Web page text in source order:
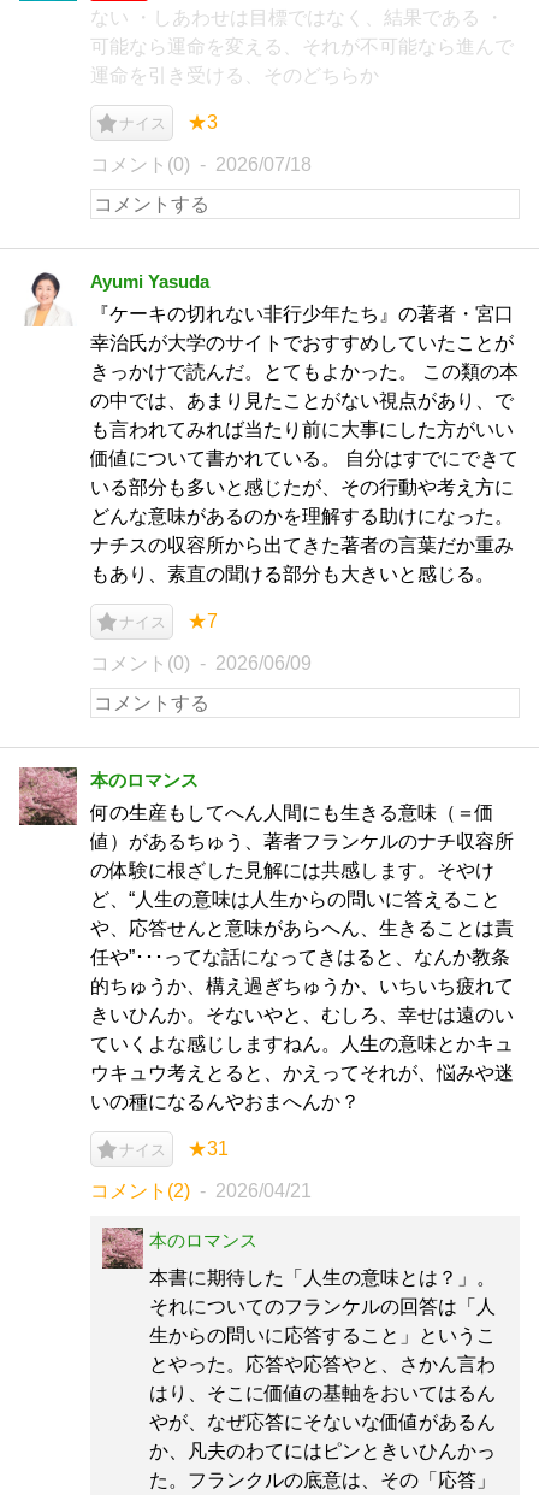
ない ・しあわせは目標ではなく、結果である ・
可能なら運命を変える、それが不可能なら進んで
運命を引き受ける、そのどちらか
ナイス ★3
コメント(0) 2026/07/18
Ayumi Yasuda
『ケーキの切れない非行少年たち』の著者・宮口
幸治氏が大学のサイトでおすすめしていたことが
きっかけで読んだ。とてもよかった。 この類の本
の中では、あまり見たことがない視点があり、で
も言われてみれば当たり前に大事にした方がいい
価値について書かれている。 自分はすでにできて
いる部分も多いと感じたが、その行動や考え方に
どんな意味があるのかを理解する助けになった。
ナチスの収容所から出てきた著者の言葉だか重み
もあり、素直の聞ける部分も大きいと感じる。
ナイス ★7
コメント(0) 2026/06/09
本のロマンス
何の生産もしてへん人間にも生きる意味（＝価
値）があるちゅう、著者フランケルのナチ収容所
の体験に根ざした見解には共感します。そやけ
ど、“人生の意味は人生からの問いに答えること
や、応答せんと意味があらへん、生きることは責
任や”･･･ってな話になってきはると、なんか教条
的ちゅうか、構え過ぎちゅうか、いちいち疲れて
きいひんか。そないやと、むしろ、幸せは遠のい
ていくよな感じしますねん。人生の意味とかキュ
ウキュウ考えとると、かえってそれが、悩みや迷
いの種になるんやおまへんか？
ナイス ★31
コメント(2) 2026/04/21
本のロマンス
本書に期待した「人生の意味とは？」。
それについてのフランケルの回答は「人
生からの問いに応答すること」というこ
とやった。応答や応答やと、さかん言わ
はり、そこに価値の基軸をおいてはるん
やが、なぜ応答にそないな価値があるん
か、凡夫のわてにはピンときいひんかっ
た。フランクルの底意は、その「応答」